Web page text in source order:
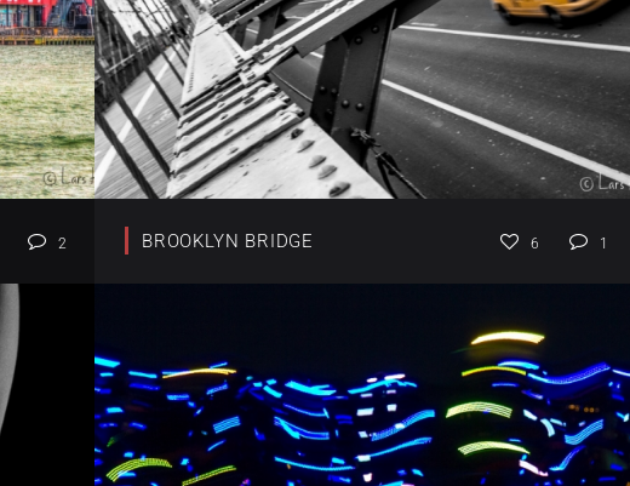
2 BROOKLYN BRIDGE 6 1